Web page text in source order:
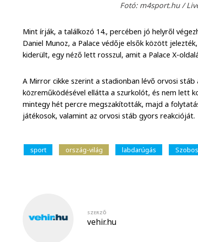
Fotó: m4sport.hu /
Mint írják, a találkozó 14., percében jó helyről
Daniel Munoz, a Palace védője elsők között
kiderült, egy néző lett rosszul, amit a Palace X-
A Mirror cikke szerint a stadionban lévő orvosi stáb
közreműködésével ellátta a szurkolót, és nem lett
mintegy hét percre megszakították, majd a
játékosok, valamint az orvosi stáb gyors reakcióját.
sport ország-világ labdarúgás
SZERZŐ
vehir.hu